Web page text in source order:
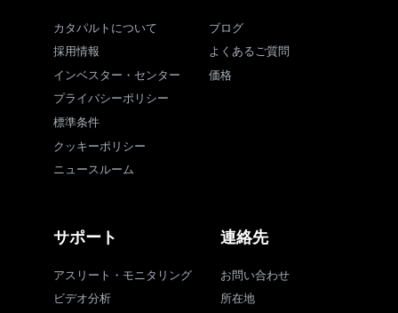
カタパルトについて
採用情報
インベスター・センター
プライバシーポリシー
標準条件
クッキーポリシー
ニュースルーム
ブログ
よくあるご質問
価格
サポート
アスリート・モニタリング
ビデオ分析
連絡先
お問い合わせ
所在地